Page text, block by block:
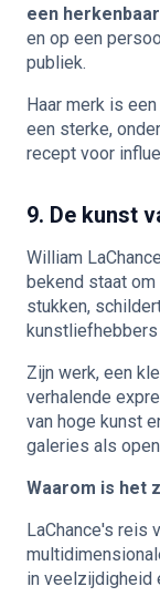
een
en op een
publiek.
Haar merk is
een sterke,
recept voor
9. De kunst
William
bekend staat
stukken,
kunstliefhebbers
Zijn werk, een
verhalende
van hoge kunst
galeries als
Waarom is het
LaChance's reis
in veelzijdigheid